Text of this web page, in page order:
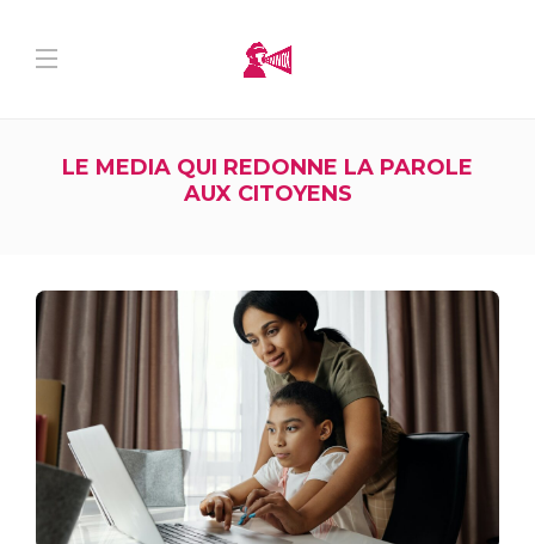
LE MEDIA QUI REDONNE LA PAROLE
AUX CITOYENS